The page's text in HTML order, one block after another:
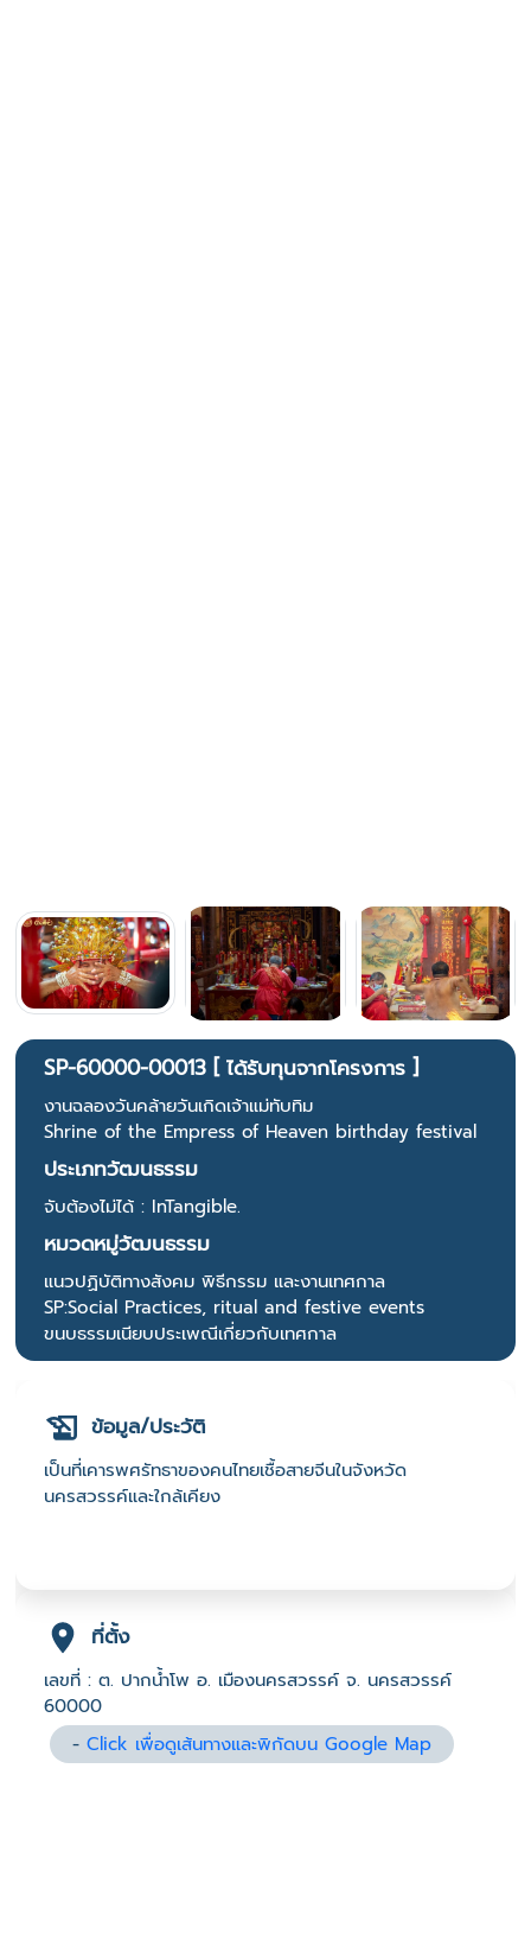
SP-60000-00013 [ ได้รับทุนจากโครงการ ]
งานฉลองวันคล้ายวันเกิดเจ้าแม่ทับทิม
Shrine of the Empress of Heaven birthday festival
ประเภทวัฒนธรรม
จับต้องไม่ได้ : InTangible.
หมวดหมู่วัฒนธรรม
แนวปฏิบัติทางสังคม พิธีกรรม และงานเทศกาล
SP:Social Practices, ritual and festive events
ขนบธรรมเนียบประเพณีเกี่ยวกับเทศกาล
ข้อมูล/ประวัติ
เป็นที่เคารพศรัทธาของคนไทยเชื้อสายจีนในจังหวัด
นครสวรรค์และใกล้เคียง
ที่ตั้ง
เลขที่ : ต. ปากน้ำโพ อ. เมืองนครสวรรค์ จ. นครสวรรค์
60000
-Click เพื่อดูเส้นทางและพิกัดบน Google Map